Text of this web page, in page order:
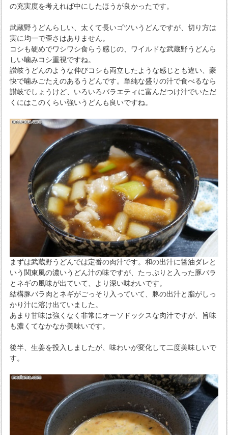
の充実度を考えれば中にしたほうが良かったです。
武蔵野うどんらしい、太くて長いゴツいうどんですが、切り方は
実に均一で歪さはありません。
コシも硬めでワシワシ食らう感じの、ワイルドな武蔵野うどんら
しい噛みコシ重視ですね。
讃岐うどんのような伸びコシも両立したような感じとも違い、豪
快で噛みごたえのあるうどんです。単純な盛りの汁で食べるなら
讃岐でしょうけど、いろいろバラエティに富んだつけ汁でいただ
くにはこのくらい強いうどんも良いですね。
まずは武蔵野うどんでは定番の肉汁です。和の出汁に醤油ダレと
いう関東風の濃いうどん汁の味ですが、たっぷりと入った豚バラ
とネギの風味が出ていて、より深い味わいです。
結構豚バラ肉とネギがごっそり入っていて、豚の出汁と脂がしっ
かり汁に溶け出ていました。
あまり甘味は強くなく非常にオーソドックスな肉汁ですが、旨味
も濃くてなかなか美味いです。
後半、生姜を投入しましたが、味わいが変化して二度美味しいで
す。